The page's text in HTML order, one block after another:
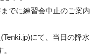
でに練習会中止のご案内
にて、当日の降水